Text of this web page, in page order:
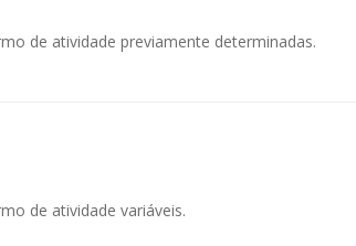
de atividade previamente determinadas.
de atividade variáveis.